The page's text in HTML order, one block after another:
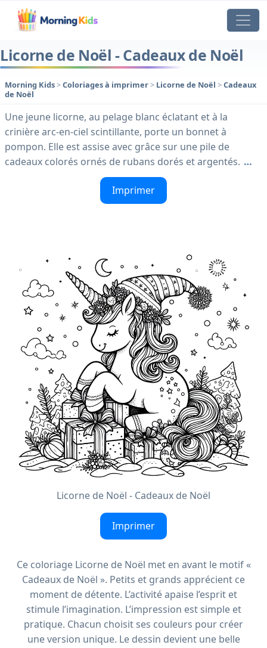
Licorne de Noël - Cadeaux de Noël
Morning Kids>Coloriages à imprimer> Licorne de Noël >Cadeaux
de Noël
Une jeune licorne, au pelage blanc éclatant et à la
crinière arc-en-ciel scintillante, porte un bonnet à
pompon. Elle est assise avec grâce sur une pile de
cadeaux colorés ornés de rubans dorés et argentés. …
Imprimer
Licorne de Noël - Cadeaux de Noël
Imprimer
Ce coloriage Licorne de Noël met en avant le motif «
Cadeaux de Noël ». Petits et grands apprécient ce
moment de détente. L’activité apaise l’esprit et
stimule l’imagination. L’impression est simple et
pratique. Chacun choisit ses couleurs pour créer
une version unique. Le dessin devient une belle